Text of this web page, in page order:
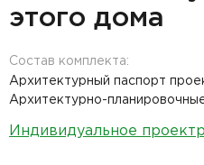
этого дома
Состав комплекта:
Архитектурный паспорт
Архитектурно-
Индивидуальное